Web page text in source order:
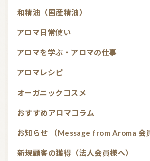
和精油（国産精油）
アロマ日常使い
アロマを学ぶ・アロマの仕事
アロマレシピ
オーガニックコスメ
おすすめアロマコラム
お知らせ （Message from Aroma 会
新規顧客の獲得（法人会員様へ）